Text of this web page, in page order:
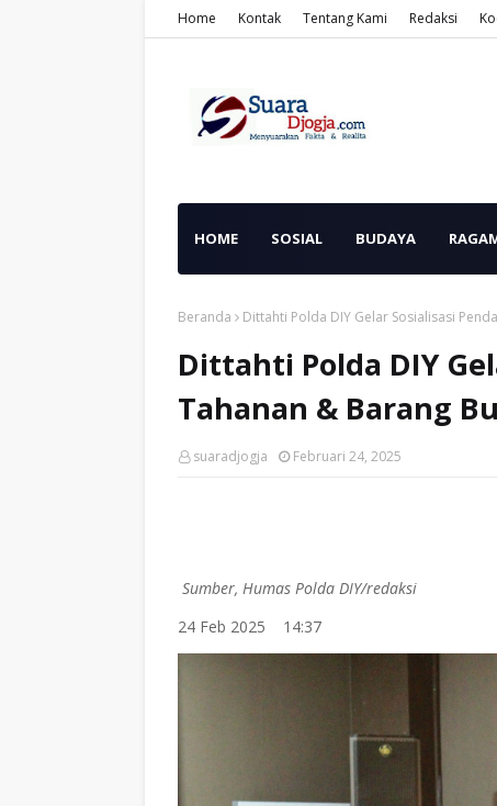
Home Kontak Tentang Kami Redaksi
HOME SOSIAL BUDAYA
Beranda Dittahti Polda DIY Gelar Sosialisasi
Dittahti Polda DIY
Tahanan & Barang
suaradjogja Februari 24, 2025
Sumber, Humas Polda DIY/redaksi
24 Feb 2025
14:37